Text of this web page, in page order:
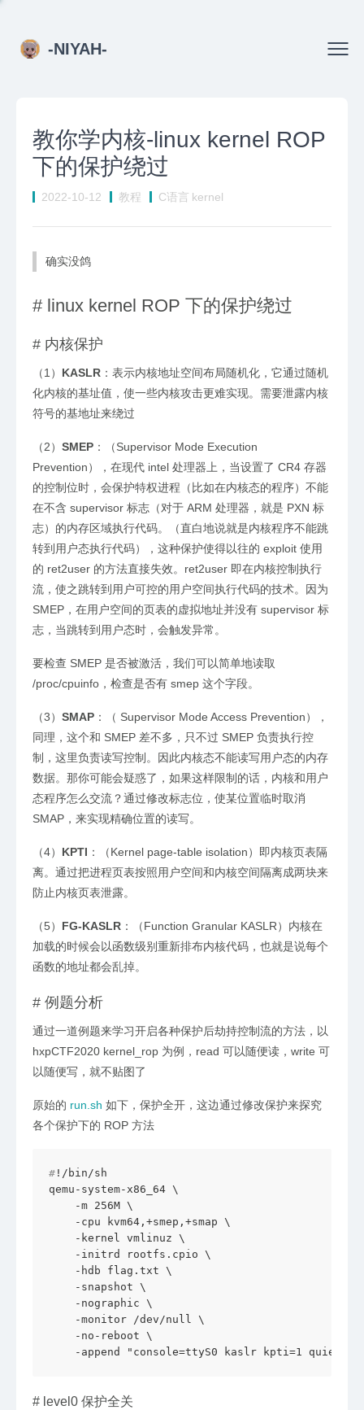
-NIYAH-
教你学内核-linux kernel ROP
下的保护绕过
2022-10-12 教程 C语言 kernel
确实没鸽
# linux kernel ROP 下的保护绕过
# 内核保护
（1） KASLR ：表示内核地址空间布局随机化，它通过随机
化内核的基址值，使一些内核攻击更难实现。需要泄露内核
符号的基地址来绕过
（2） SMEP ：（Supervisor Mode Execution
Prevention），在现代 intel 处理器上，当设置了 CR4 存器
的控制位时，会保护特权进程（比如在内核态的程序）不能
在不含 supervisor 标志（对于 ARM 处理器，就是 PXN 标
志）的内存区域执行代码。（直白地说就是内核程序不能跳
转到用户态执行代码），这种保护使得以往的 exploit 使用
的 ret2user 的方法直接失效。ret2user 即在内核控制执行
流，使之跳转到用户可控的用户空间执行代码的技术。因为
SMEP，在用户空间的页表的虚拟地址并没有 supervisor 标
志，当跳转到用户态时，会触发异常。
要检查 SMEP 是否被激活，我们可以简单地读取
/proc/cpuinfo，检查是否有 smep 这个字段。
（3） SMAP ：（ Supervisor Mode Access Prevention），
同理，这个和 SMEP 差不多，只不过 SMEP 负责执行控
制，这里负责读写控制。因此内核态不能读写用户态的内存
数据。那你可能会疑惑了，如果这样限制的话，内核和用户
态程序怎么交流？通过修改标志位，使某位置临时取消
SMAP，来实现精确位置的读写。
（4） KPTI ：（Kernel page-table isolation）即内核页表隔
离。通过把进程页表按照用户空间和内核空间隔离成两块来
防止内核页表泄露。
（5） FG-KASLR ：（Function Granular KASLR）内核在
加载的时候会以函数级别重新排布内核代码，也就是说每个
函数的地址都会乱掉。
# 例题分析
通过一道例题来学习开启各种保护后劫持控制流的方法，以
hxpCTF2020 kernel_rop 为例，read 可以随便读，write 可
以随便写，就不贴图了
原始的 run.sh 如下，保护全开，这边通过修改保护来探究
各个保护下的 ROP 方法
# !/bin/sh
qemu-system-x86_64 \
    -m 256M \
    -cpu kvm64,+smep,+smap \
    -kernel vmlinuz \
    -initrd rootfs.cpio \
    -hdb flag.txt \
    -snapshot \
    -nographic \
    -monitor /dev/null \
    -no-reboot \
-append "console=ttyS0 kaslr kpti=1 quiet
# level0 保护全关